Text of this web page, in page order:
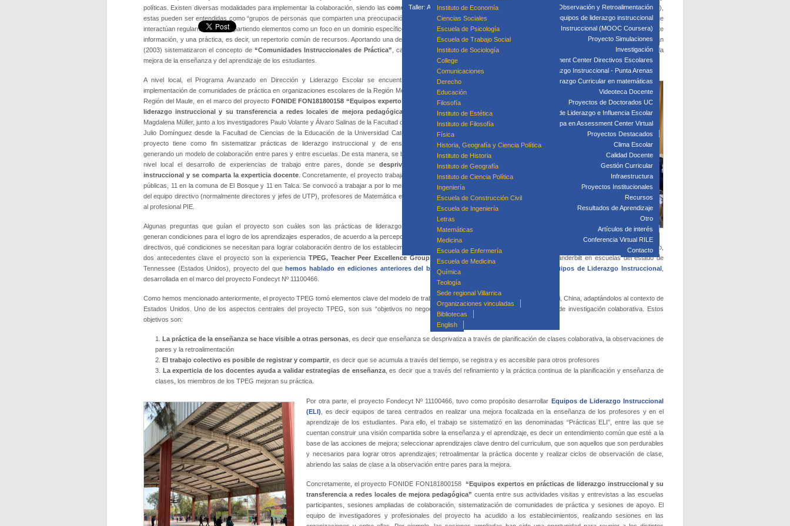
Instituto de Economía
Ciencias Sociales
Escuela de Psicología
Escuela de Trabajo Social
Instituto de Sociología
College
Comunicaciones
Derecho
Educación
Filosofía
Instituto de Estética
Instituto de Filosofía
Física
Historia, Geografía y Ciencia Política
Instituto de Historia
Instituto de Geografía
Instituto de Ciencia Política
Ingeniería
Escuela de Construcción Civil
Escuela de Ingeniería
Letras
Matemáticas
Medicina
Escuela de Enfermería
Escuela de Medicina
Química
Teología
Sede regional Villarrica
Organizaciones vinculadas
Bibliotecas
English
Taller: Acompañamiento Para la Mejora Pedagógica: Observación y Retroalimentación
Taller: Prácticas clave para equipos de liderazgo instruccional
Curso: Liderazgo Instruccional (MOOC Coursera)
Proyecto Simulaciones
Investigación
Assessment Center Directivos Escolares
Equipos de Liderazgo Instruccional - Punta Arenas
Liderazgo Curricular en matemáticas
Videoteca Docente
Proyectos de Doctorados UC
Laboratorio de Liderazgo e Influencia Escolar
Participa en Assessment Center Virtual
Proyectos Destacados
Clima Escolar
Calidad Docente
Gestión Curricular
Infraestructura
Proyectos Institucionales
Recursos
Resultados de Aprendizaje
Otro
Artículos de interés
Conferencia Virtual RILE
Contacto
políticas. Existen diversas modalidades para implementar la colaboración, siendo las comunidades de prácticauna de las principales. De acuerdo a la definición de Wenger (2004),
estas pueden ser entendidas como “grupos de personas que comparten una preocupación o una pasión por algo que realizan y quieren aprender cómo hacerlo mejor a medida que
interactúan regularmente”, compartiendo elementos como un foco en un dominio específico, una comunidad que participa en actividades, que se presta apoyo mutuo y que comparte
información, y una práctica, es decir, un repertorio común de recursos. Aportando una descripción específica para el campo de la educación, Jonathan Supovitz y Jolley Christman
(2003) sistematizaron el concepto de “Comunidades Instruccionales de Práctica” , carácterizandolas como comunidades al interior de las escuelas cuyo foco específico es la
mejora de la enseñanza y del aprendizaje de los estudiantes.
A nivel local, el Programa Avanzado en Dirección y Liderazgo Escolar se encuentra potenciando la
implementación de comunidades de práctica en organizaciones escolares de la Región Metropolitana y de la
Región del Maule, en el marco del proyecto FONIDE FON181800158 “Equipos expertos en prácticas de
liderazgo instruccional y su transferencia a redes locales de mejora pedagógica”
, coordinado por
Magdalena Müller, junto a los investigadores Paulo Volante y Álvaro Salinas de la Facultad de Educación UC y
Julio Domínguez desde la Facultad de Ciencias de la Educación de la Universidad Católica del Maule. El
proyecto tiene como fin sistematizar prácticas de liderazgo instruccional y de enseñanza efectivas,
generando un modelo de colaboración entre pares y entre escuelas. De esta manera, se busca posicionar a
nivel local el desarrollo de experiencias de trabajo entre pares, donde se desprivatice la práctica
instruccional y se comparta la experticia docente. Concretamente, el proyecto trabaja con 22 escuelas
públicas, 11 en la comuna de El Bosque y 11 en Talca. Se convocó a trabajar a por lo menos dos miembros
del equipo directivo (normalmente directores y jefes de UTP), profesores de Matemática e inglés de 8º año y
al profesional PIE.
Algunas preguntas que guían el proyecto son cuáles son las prácticas de liderazgo instruccional que
generan condiciones para el logro de los aprendizajes esperados, de acuerdo a la percepción de los equipos
directivos, qué condiciones se necesitan para lograr colaboración dentro de los establecimientos y entre estos, y cuáles son los obstaculizadores para la colaboración. Por otro lado,
dos antecedentes clave el proyecto son la experiencia TPEG, Teacher Peer Excellence Groups
, implementada desde la Universidad de Vanderbilt en escuelas del estado de
Tennessee (Estados Unidos), proyecto del quehemos hablado en ediciones anteriores del boletín y en Chile la experiencia de los Equipos de Liderazgo Instruccional
desarrollada en el marco del proyecto Fondecyt Nº 11100466.
Como hemos mencionado anteriormente, el proyecto TPEG tomó elementos clave del modelo de trabajo colaborativo de las escuelas de Shanghai, China, adaptándolos al contexto de
Estados Unidos. Uno de los aspectos centrales del proyecto TPEG, son sus “objetivos no negociables”, que sientan las bases de su ciclo de investigación colaborativa. Estos
objetivos son:
La práctica de la enseñanza se hace visible a otras personas , es decir que enseñanza se desprivatiza a través de planificación de clases colaborativa, la observaciones de
pares y la retroalimentación
El trabajo colectivo es posible de registrar y compartir , es decir que se acumula a través del tiempo, se registra y es accesible para otros profesores
La experticia de los docentes ayuda a validar estrategias de enseñanza, es decir que a través del refinamiento y la práctica continua de la planificación y enseñanza de
clases, los miembros de los TPEG mejoran su práctica.
Por otra parte, el proyecto Fondecyt Nº 11100466, tuvo como propósito desarrollar Equipos de Liderazgo Instruccional
(ELI) , es decir equipos de tarea centrados en realizar una mejora focalizada en la enseñanza de los profesores y en el
aprendizaje de los estudiantes. Para ello, el trabajo se sistematizó en las denominadas “Prácticas ELI”, entre las que se
cuentan construir una visión compartida sobre la enseñanza y el aprendizaje, es decir un entendimiento común que esté a la
base de las acciones de mejora; seleccionar aprendizajes clave dentro del curriculum, que son aquellos que son perdurables
y necesarios para lograr otros aprendizajes; retroalimentar la práctica docente y realizar ciclos de observación de clase,
abriendo las salas de clase a la observación entre pares para la mejora.
Concretamente, el proyecto FONIDE FON181800158“Equipos expertos en prácticas de liderazgo instruccional y su
transferencia a redes locales de mejora pedagógica” cuenta entre sus actividades visitas y entrevistas a las escuelas
participantes, sesiones ampliadas de colaboración, sistematización de comunidades de práctica y sesiones de apoyo. El
equipo de investigadores y profesionales del proyecto ha acudido a los establecimientos, realizando sesiones en las